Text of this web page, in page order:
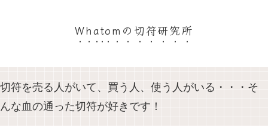
Whatomの切符研究所
切符を売る人がいて、買う人、使う人がいる・・・そ
んな血の通った切符が好きです！